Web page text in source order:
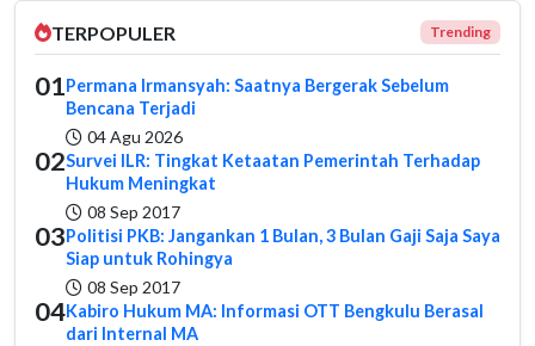
TERPOPULER Trending
01Permana Irmansyah: Saatnya Bergerak Sebelum
Bencana Terjadi
04 Agu 2026
02Survei ILR: Tingkat Ketaatan Pemerintah Terhadap
Hukum Meningkat
08 Sep 2017
03Politisi PKB: Jangankan 1 Bulan, 3 Bulan Gaji Saja Saya
Siap untuk Rohingya
08 Sep 2017
04Kabiro Hukum MA: Informasi OTT Bengkulu Berasal
dari Internal MA